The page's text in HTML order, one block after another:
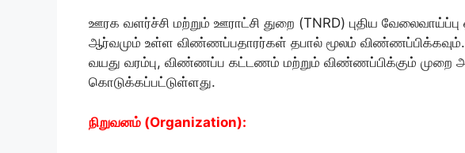
ஊரக வளர்ச்சி மற்றும் ஊராட்சி துறை (TNRD) புதிய வேலைவாய்ப்பு
ஆர்வமும் உள்ள விண்ணப்பதாரர்கள் தபால் மூலம்
வயது வரம்பு, விண்ணப்ப கட்டணம் மற்றும் விண்ணப்பிக்கும் முறை
கொடுக்கப்பட்டுள்ளது.
நிறுவனம் (Organization):